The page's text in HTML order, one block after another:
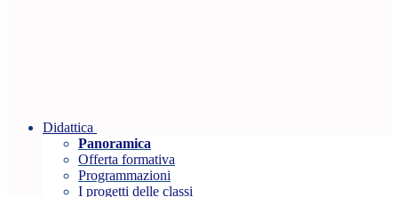
Didattica
Panoramica
Offerta formativa
Programmazioni
I progetti delle classi